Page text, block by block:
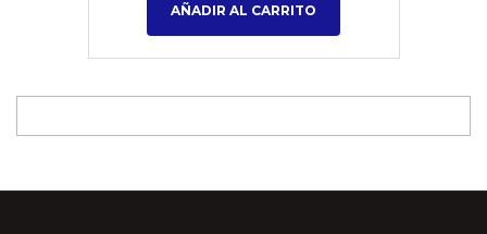
AÑADIR AL CARRITO